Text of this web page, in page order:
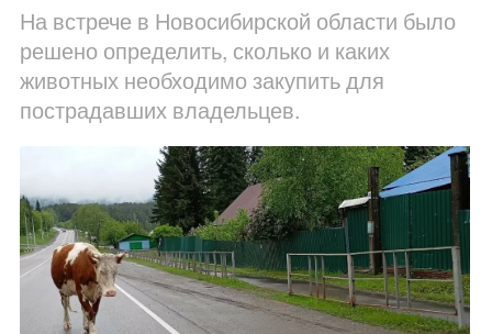
На встрече в Новосибирской области было
решено определить, сколько и каких
животных необходимо закупить для
пострадавших владельцев.